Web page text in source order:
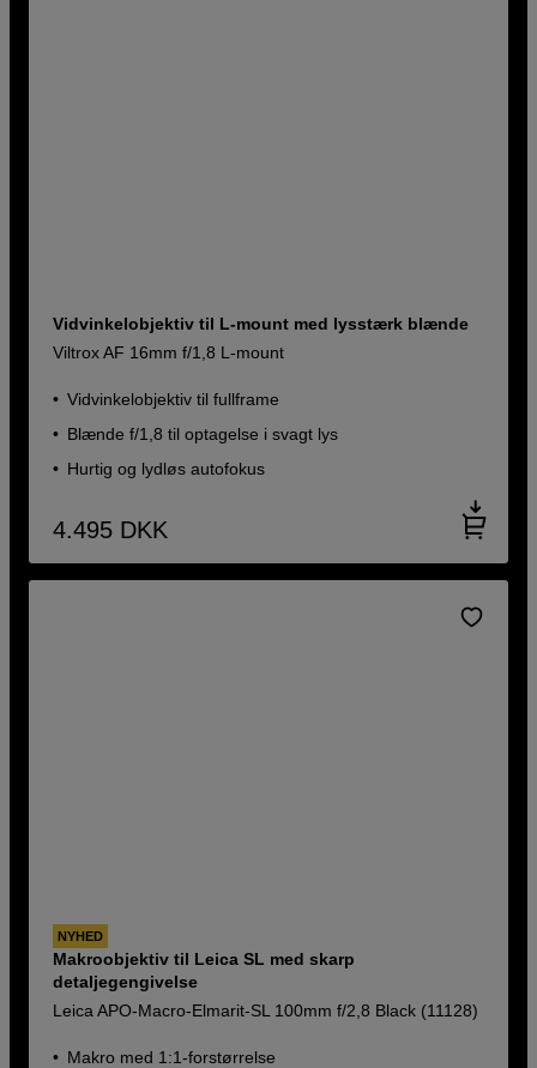
Vidvinkelobjektiv til L-mount med lysstærk blænde
Viltrox AF 16mm f/1,8 L-mount
Vidvinkelobjektiv til fullframe
Blænde f/1,8 til optagelse i svagt lys
Hurtig og lydløs autofokus
4.495 DKK
NYHED
Makroobjektiv til Leica SL med skarp
detaljegengivelse
Leica APO-Macro-Elmarit-SL 100mm f/2,8 Black (11128)
Makro med 1:1-forstørrelse